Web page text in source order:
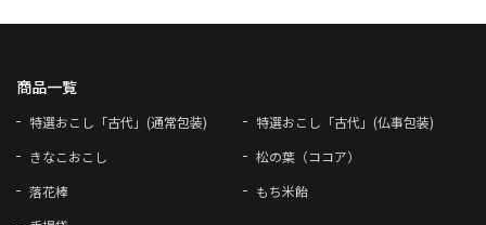
商品一覧
特選おこし「古代」(通常包装)
特選おこし「古代」(仏事包装)
きなこおこし
松の葉（ココア）
落花棒
もち米飴